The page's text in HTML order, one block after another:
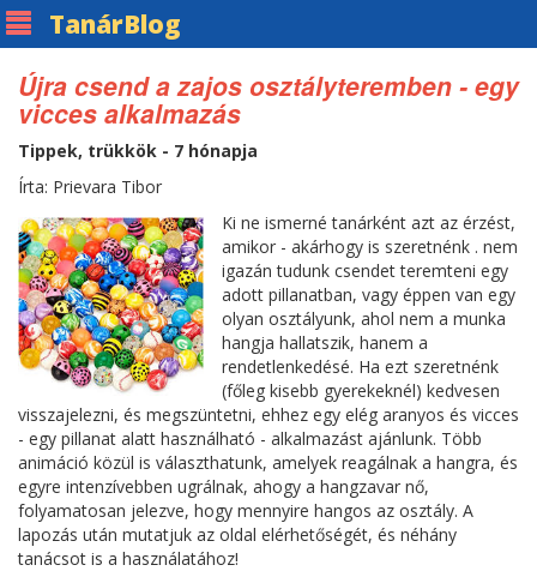
TanárBlog
Újra csend a zajos osztályteremben - egy
vicces alkalmazás
Tippek, trükkök - 7 hónapja
Írta: Prievara Tibor
Ki ne ismerné tanárként azt az érzést,
amikor - akárhogy is szeretnénk . nem
igazán tudunk csendet teremteni egy
adott pillanatban, vagy éppen van egy
olyan osztályunk, ahol nem a munka
hangja hallatszik, hanem a
rendetlenkedésé. Ha ezt szeretnénk
(főleg kisebb gyerekeknél) kedvesen
visszajelezni, és megszüntetni, ehhez egy elég aranyos és vicces
- egy pillanat alatt használható - alkalmazást ajánlunk. Több
animáció közül is választhatunk, amelyek reagálnak a hangra, és
egyre intenzívebben ugrálnak, ahogy a hangzavar nő,
folyamatosan jelezve, hogy mennyire hangos az osztály. A
lapozás után mutatjuk az oldal elérhetőségét, és néhány
tanácsot is a használatához!